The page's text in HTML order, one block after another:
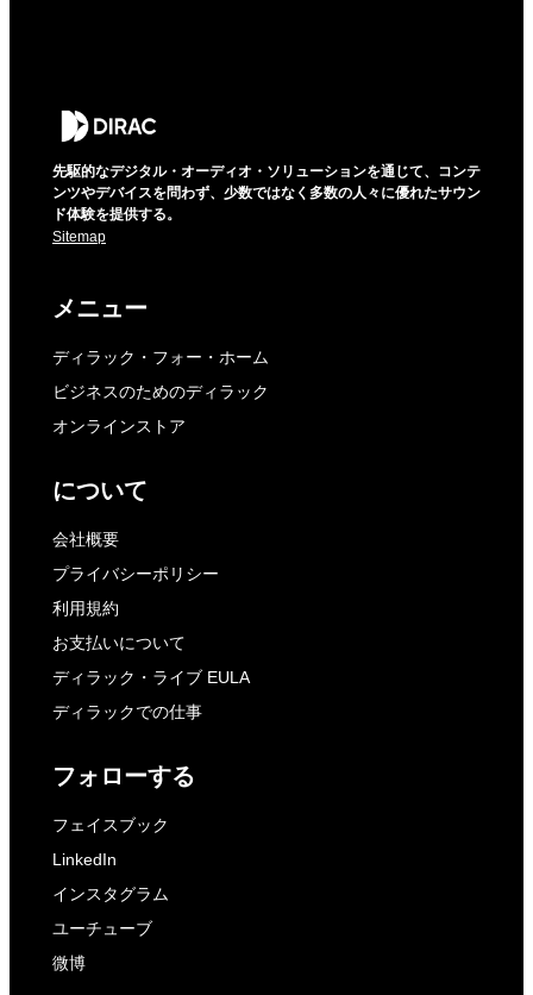
先駆的なデジタル・オーディオ・ソリューションを通じて、コンテ
ンツやデバイスを問わず、少数ではなく多数の人々に優れたサウン
ド体験を提供する。
Sitemap
メニュー
ディラック・フォー・ホーム
ビジネスのためのディラック
オンラインストア
について
会社概要
プライバシーポリシー
利用規約
お支払いについて
ディラック・ライブ EULA
ディラックでの仕事
フォローする
フェイスブック
LinkedIn
インスタグラム
ユーチューブ
微博